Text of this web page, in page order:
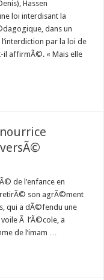
Hassen
loi interdisant la
dans un
par la loi de
t-il affirmÃ©. « Mais elle
de l’enfance en
son agrÃ©ment
qui a dÃ©fendu une
Ã l’Ã©cole, a
de l’imam …